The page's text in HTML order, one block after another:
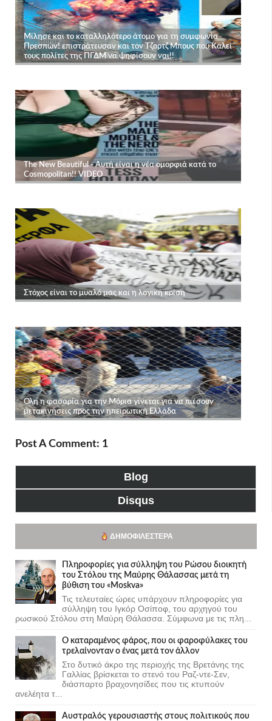
Post A Comment: 1
Blog
Disqus
ΔΗΜΟΦΙΛΈΣΤΕΡΑ
Πληροφορίες για σύλληψη του Ρώσου διοικητή
του Στόλου της Mαύρης Θάλασσας μετά τη
βύθιση του «Moskva»
Τις τελευταίες ώρες υπάρχουν πληροφορίες για
σύλληψη του Ιγκόρ Οσίποφ, του αρχηγού του
ρωσικού Στόλου στη Μαύρη Θάλασσα. Σύμφωνα με τις πλη...
Ο καταραμένος φάρος, που οι φαροφύλακες του
τρελαίνονταν ο ένας μετά τον άλλον
Στο δυτικό άκρο της περιοχής της Βρετάνης της
Γαλλίας βρίσκεται το στενό του Ραζ-ντε-Σεν,
διάσπαρτο βραχονησίδες που τις κτυπούν
ανελέητα τ...
Αυστραλός γερουσιαστής στους πολιτικούς που